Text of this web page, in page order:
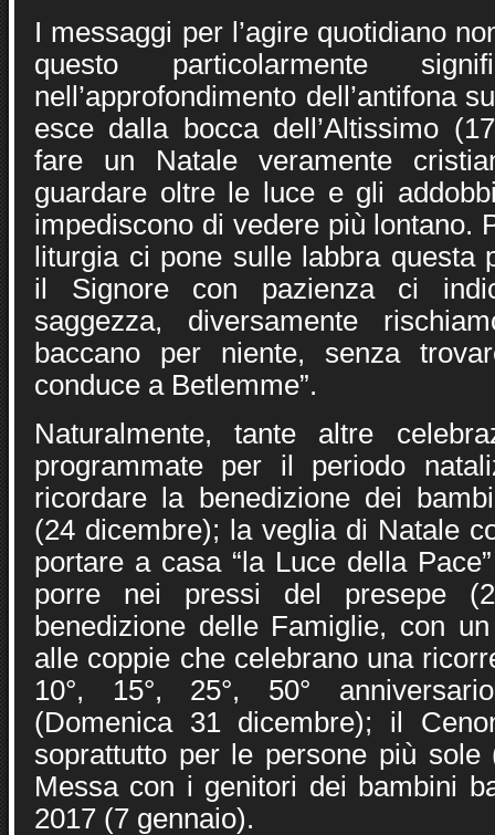
I messaggi per l’agire quotidiano
questo particolarmente
nell’approfondimento dell’antifona
esce dalla bocca dell’Altissimo
fare un Natale veramente
guardare oltre le luce e gli
impediscono di vedere più lontano.
liturgia ci pone sulle labbra questa
il Signore con pazienza ci
saggezza, diversamente
baccano per niente, senza
conduce a Betlemme”.
Naturalmente, tante altre
programmate per il periodo
ricordare la benedizione dei
(24 dicembre); la veglia di Natale
portare a casa “la Luce della
porre nei pressi del presepe
benedizione delle Famiglie, con
alle coppie che celebrano una
10°, 15°, 25°, 50°
(Domenica 31 dicembre); il
soprattutto per le persone più sole
Messa con i genitori dei bambini
2017 (7 gennaio).